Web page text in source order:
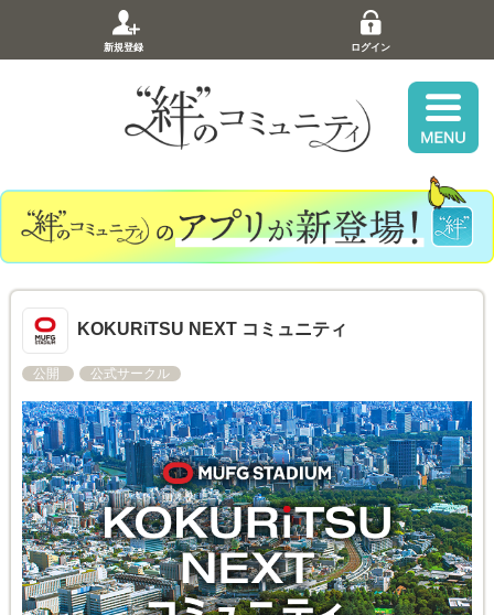
新規登録 ログイン
KOKURiTSU NEXT コミュニティ
公開 公式サークル